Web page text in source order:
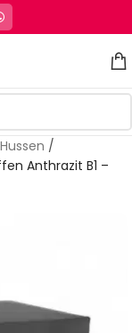
Hussen /
Anthrazit B1 –